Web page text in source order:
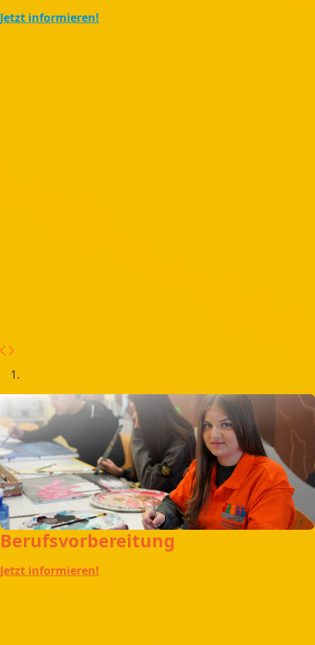
Jetzt informieren!
Berufsvorbereitung
Jetzt informieren!